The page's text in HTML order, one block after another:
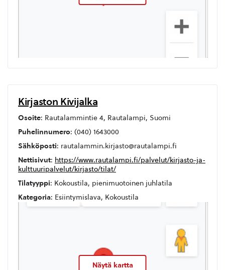
Kirjaston Kivijalka
Osoite: Rautalammintie 4, Rautalampi, Suomi
Puhelinnumero: (040) 1643000
Sähköposti: rautalammin.kirjasto@rautalampi.fi
Nettisivut: https://www.rautalampi.fi/palvelut/kirjasto-ja-
kulttuuripalvelut/kirjasto/tilat/
Tilatyyppi: Kokoustila, pienimuotoinen juhlatila
Kategoria: Esiintymislava, Kokoustila
Näytä kartta